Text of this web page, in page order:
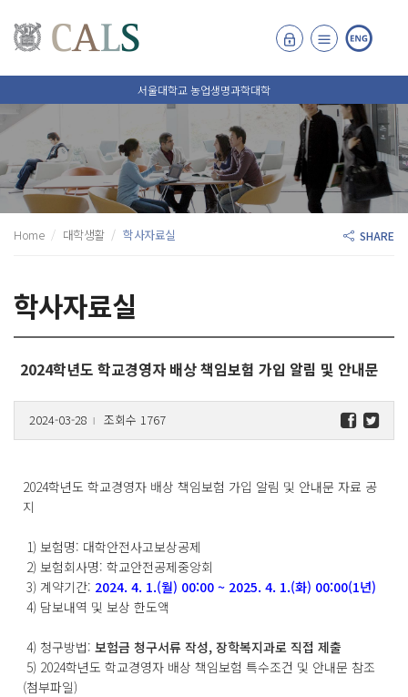
서울대학교 농업생명과학대학
Home 대학생활 학사자료실 SHARE
학사자료실
2024학년도 학교경영자 배상 책임보험 가입 알림 및 안내문
2024-03-28 l 조회수 1767
2024학년도 학교경영자 배상 책임보험 가입 알림 및 안내문 자료 공
지
1) 보험명: 대학안전사고보상공제
2) 보험회사명: 학교안전공제중앙회
3) 계약기간: 2024. 4. 1.(월) 00:00 ~ 2025. 4. 1.(화) 00:00(1년)
4) 담보내역 및 보상 한도액
4) 청구방법: 보험금 청구서류 작성, 장학복지과로 직접 제출
5) 2024학년도 학교경영자 배상 책임보험 특수조건 및 안내문 참조
(첨부파일)